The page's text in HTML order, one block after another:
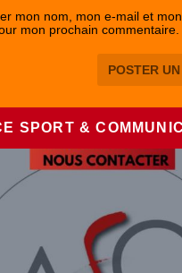
mon nom, mon e-mail et
mon prochain commentaire.
SPORT &